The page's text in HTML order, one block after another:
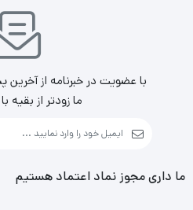
با عضویت در خبرنامه از
ما زودتر از بقیه
ما داری مجوز نماد اعتماد هستیم